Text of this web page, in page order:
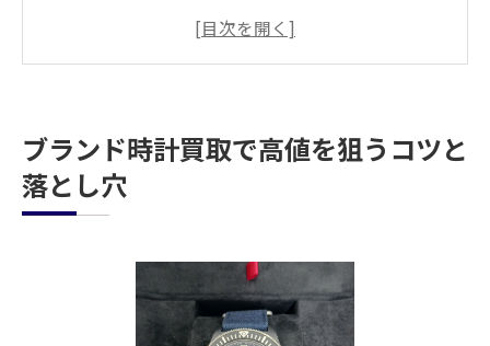
買取前に知っておきたい時計の査定ポイン
高価買取を目指すための買取相場の見極め
方
買取時に避けたいブランド時計の注意点
ロレックスなど高級時計買取を安心して任せる
買取で信頼できる時計査定士の選び方
ブランド時計買取で高値を狙うコツと
落とし穴